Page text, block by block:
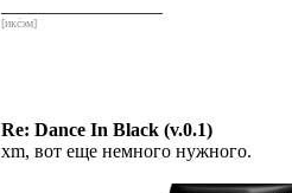
[икс́эм]
Re: Dance In Black (v.0.1)
xm, вот еще немного нужного.